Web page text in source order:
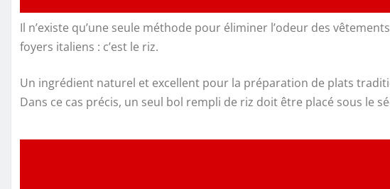
Il n’existe qu’une seule méthode pour éliminer l’odeur des
foyers italiens : c’est le riz.
Un ingrédient naturel et excellent pour la préparation de plats
Dans ce cas précis, un seul bol rempli de riz doit être placé sous le